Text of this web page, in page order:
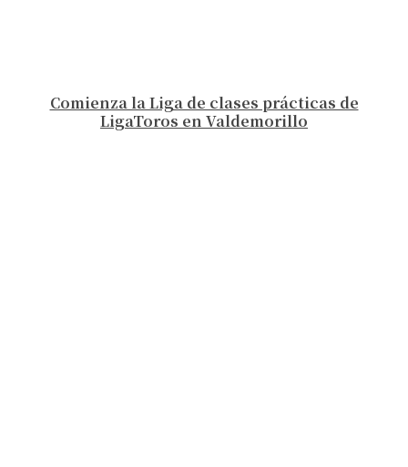
Comienza la Liga de clases prácticas de
LigaToros en Valdemorillo